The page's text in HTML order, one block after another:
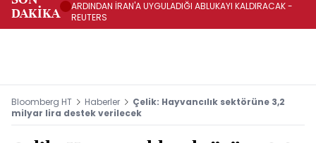
DAKİKA
ARDINDAN İRAN'A UYGULADIĞI ABLUKAYI KALDIRACAK -
REUTERS
Bloomberg HT Haberler
Çelik: Hayvancılık sektörüne 3,2
milyar lira destek verilecek